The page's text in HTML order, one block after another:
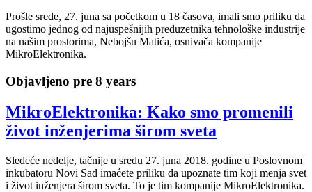
Prošle srede, 27. juna sa početkom u 18 časova, imali smo priliku da
ugostimo jednog od najuspešnijih preduzetnika tehnološke industrije
na našim prostorima, Nebojšu Matića, osnivača kompanije
MikroElektronika.
Objavljeno pre 8 years
MikroElektronika: Kako smo promenili
život inženjerima širom sveta
Sledeće nedelje, tačnije u sredu 27. juna 2018. godine u Poslovnom
inkubatoru Novi Sad imaćete priliku da upoznate tim koji menja svet
i život inženjera širom sveta. To je tim kompanije MikroElektronika.